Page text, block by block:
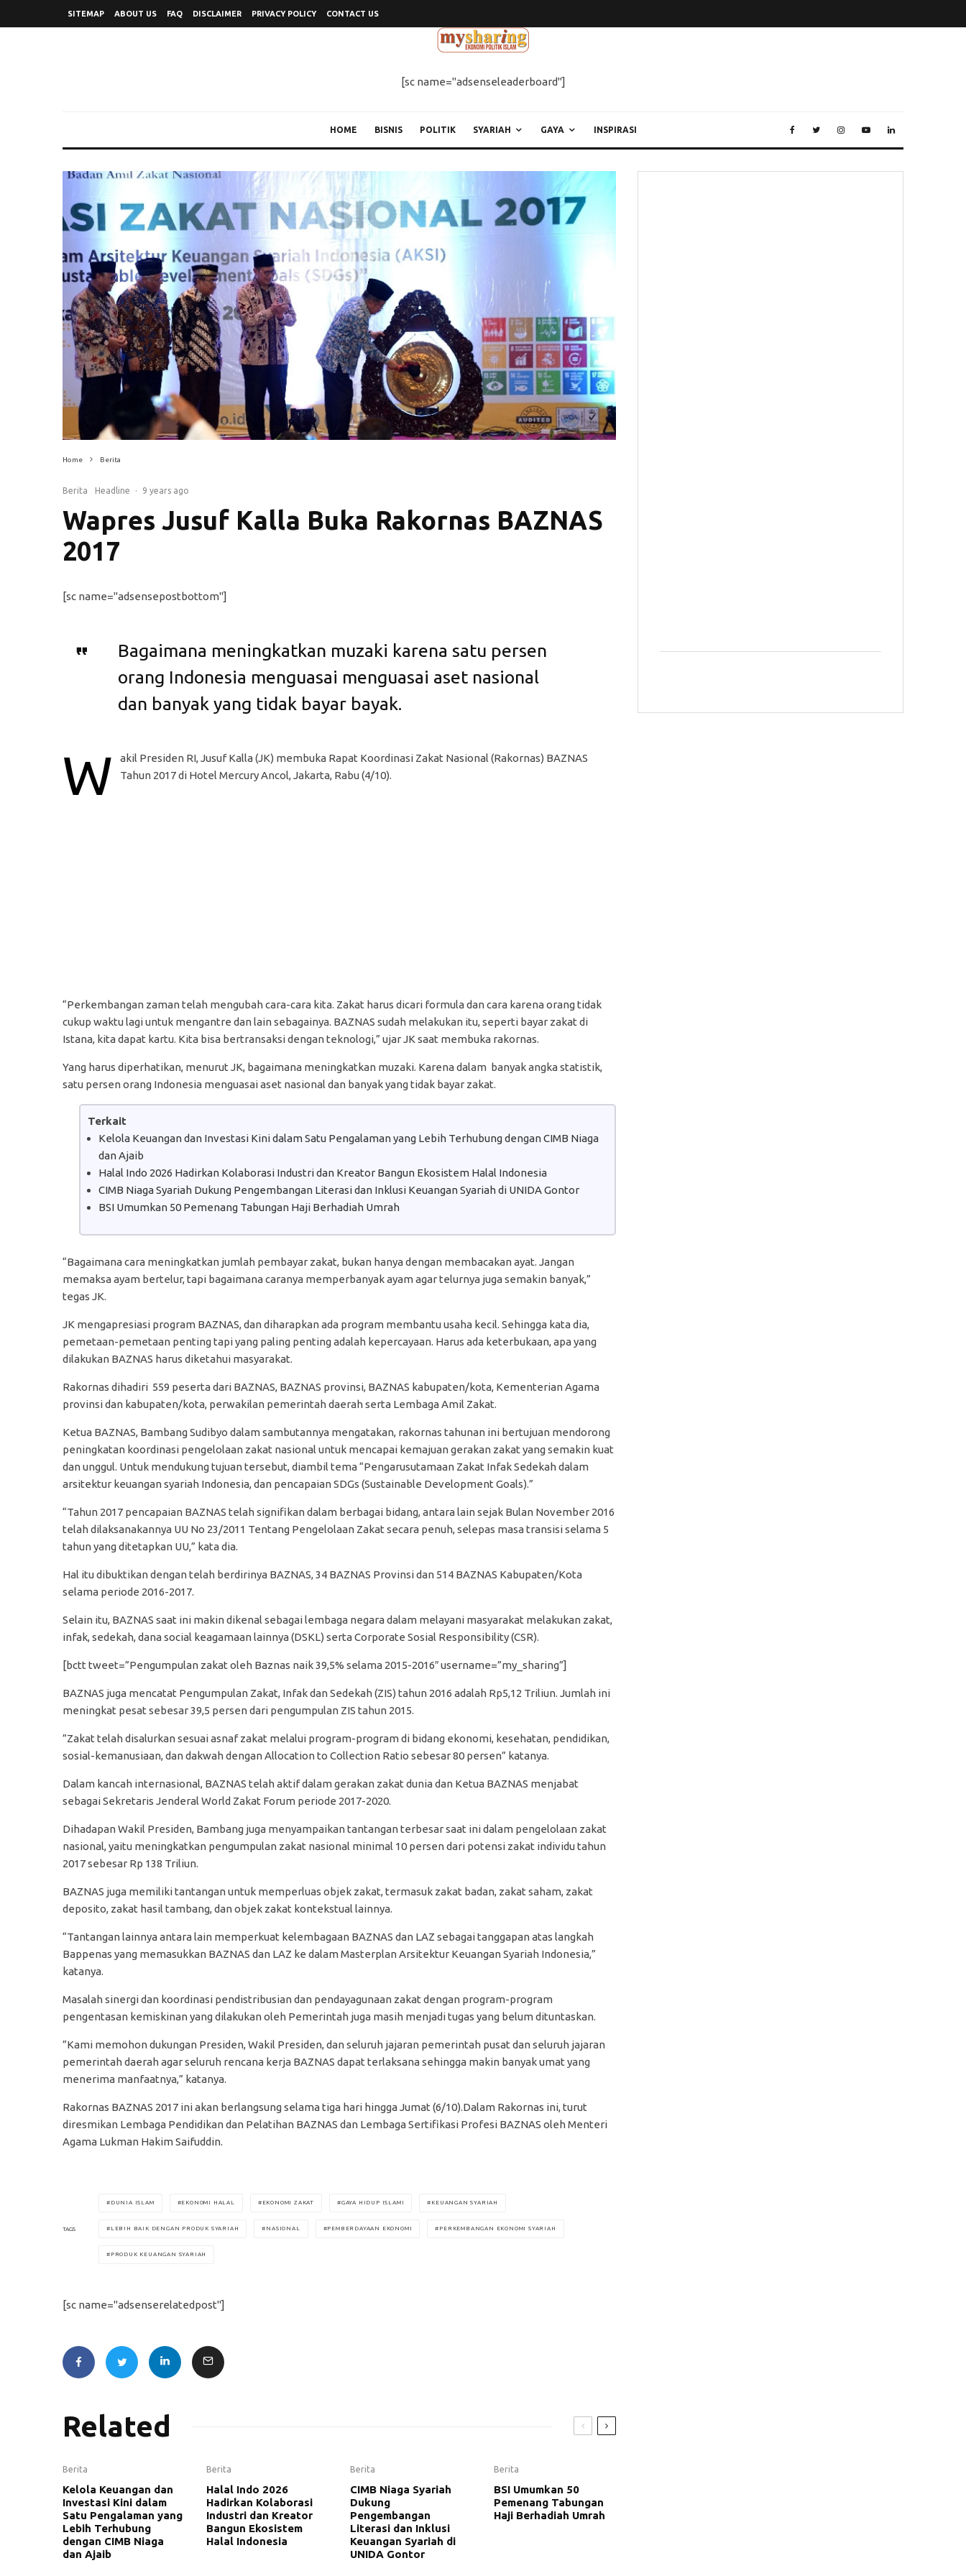
SITEMAP ABOUT US FAQ DISCLAIMER PRIVACY POLICY CONTACT US
[sc name="adsenseleaderboard"]
HOME BISNIS POLITIK SYARIAH GAYA INSPIRASI
Home Berita
Berita Headline · 9 years ago
Wapres Jusuf Kalla Buka Rakornas BAZNAS
2017
[sc name="adsensepostbottom"]
Bagaimana meningkatkan muzaki karena satu persen
orang Indonesia menguasai menguasai aset nasional
dan banyak yang tidak bayar bayak.
W
akil Presiden RI, Jusuf Kalla (JK) membuka Rapat Koordinasi Zakat Nasional (Rakornas) BAZNAS
Tahun 2017 di Hotel Mercury Ancol, Jakarta, Rabu (4/10).
“Perkembangan zaman telah mengubah cara-cara kita. Zakat harus dicari formula dan cara karena orang tidak
cukup waktu lagi untuk mengantre dan lain sebagainya. BAZNAS sudah melakukan itu, seperti bayar zakat di
Istana, kita dapat kartu. Kita bisa bertransaksi dengan teknologi,” ujar JK saat membuka rakornas.
Yang harus diperhatikan, menurut JK, bagaimana meningkatkan muzaki. Karena dalam banyak angka statistik,
satu persen orang Indonesia menguasai aset nasional dan banyak yang tidak bayar zakat.
Terkait
Kelola Keuangan dan Investasi Kini dalam Satu Pengalaman yang Lebih Terhubung dengan CIMB Niaga
dan Ajaib
Halal Indo 2026 Hadirkan Kolaborasi Industri dan Kreator Bangun Ekosistem Halal Indonesia
CIMB Niaga Syariah Dukung Pengembangan Literasi dan Inklusi Keuangan Syariah di UNIDA Gontor
BSI Umumkan 50 Pemenang Tabungan Haji Berhadiah Umrah
“Bagaimana cara meningkatkan jumlah pembayar zakat, bukan hanya dengan membacakan ayat. Jangan
memaksa ayam bertelur, tapi bagaimana caranya memperbanyak ayam agar telurnya juga semakin banyak,”
tegas JK.
JK mengapresiasi program BAZNAS, dan diharapkan ada program membantu usaha kecil. Sehingga kata dia,
pemetaan-pemetaan penting tapi yang paling penting adalah kepercayaan. Harus ada keterbukaan, apa yang
dilakukan BAZNAS harus diketahui masyarakat.
Rakornas dihadiri 559 peserta dari BAZNAS, BAZNAS provinsi, BAZNAS kabupaten/kota, Kementerian Agama
provinsi dan kabupaten/kota, perwakilan pemerintah daerah serta Lembaga Amil Zakat.
Ketua BAZNAS, Bambang Sudibyo dalam sambutannya mengatakan, rakornas tahunan ini bertujuan mendorong
peningkatan koordinasi pengelolaan zakat nasional untuk mencapai kemajuan gerakan zakat yang semakin kuat
dan unggul. Untuk mendukung tujuan tersebut, diambil tema “Pengarusutamaan Zakat Infak Sedekah dalam
arsitektur keuangan syariah Indonesia, dan pencapaian SDGs (Sustainable Development Goals).”
“Tahun 2017 pencapaian BAZNAS telah signifikan dalam berbagai bidang, antara lain sejak Bulan November 2016
telah dilaksanakannya UU No 23/2011 Tentang Pengelolaan Zakat secara penuh, selepas masa transisi selama 5
tahun yang ditetapkan UU,” kata dia.
Hal itu dibuktikan dengan telah berdirinya BAZNAS, 34 BAZNAS Provinsi dan 514 BAZNAS Kabupaten/Kota
selama periode 2016-2017.
Selain itu, BAZNAS saat ini makin dikenal sebagai lembaga negara dalam melayani masyarakat melakukan zakat,
infak, sedekah, dana social keagamaan lainnya (DSKL) serta Corporate Sosial Responsibility (CSR).
[bctt tweet=”Pengumpulan zakat oleh Baznas naik 39,5% selama 2015-2016″ username=”my_sharing”]
BAZNAS juga mencatat Pengumpulan Zakat, Infak dan Sedekah (ZIS) tahun 2016 adalah Rp5,12 Triliun. Jumlah ini
meningkat pesat sebesar 39,5 persen dari pengumpulan ZIS tahun 2015.
”Zakat telah disalurkan sesuai asnaf zakat melalui program-program di bidang ekonomi, kesehatan, pendidikan,
sosial-kemanusiaan, dan dakwah dengan Allocation to Collection Ratio sebesar 80 persen” katanya.
Dalam kancah internasional, BAZNAS telah aktif dalam gerakan zakat dunia dan Ketua BAZNAS menjabat
sebagai Sekretaris Jenderal World Zakat Forum periode 2017-2020.
Dihadapan Wakil Presiden, Bambang juga menyampaikan tantangan terbesar saat ini dalam pengelolaan zakat
nasional, yaitu meningkatkan pengumpulan zakat nasional minimal 10 persen dari potensi zakat individu tahun
2017 sebesar Rp 138 Triliun.
BAZNAS juga memiliki tantangan untuk memperluas objek zakat, termasuk zakat badan, zakat saham, zakat
deposito, zakat hasil tambang, dan objek zakat kontekstual lainnya.
“Tantangan lainnya antara lain memperkuat kelembagaan BAZNAS dan LAZ sebagai tanggapan atas langkah
Bappenas yang memasukkan BAZNAS dan LAZ ke dalam Masterplan Arsitektur Keuangan Syariah Indonesia,”
katanya.
Masalah sinergi dan koordinasi pendistribusian dan pendayagunaan zakat dengan program-program
pengentasan kemiskinan yang dilakukan oleh Pemerintah juga masih menjadi tugas yang belum dituntaskan.
”Kami memohon dukungan Presiden, Wakil Presiden, dan seluruh jajaran pemerintah pusat dan seluruh jajaran
pemerintah daerah agar seluruh rencana kerja BAZNAS dapat terlaksana sehingga makin banyak umat yang
menerima manfaatnya,” katanya.
Rakornas BAZNAS 2017 ini akan berlangsung selama tiga hari hingga Jumat (6/10).Dalam Rakornas ini, turut
diresmikan Lembaga Pendidikan dan Pelatihan BAZNAS dan Lembaga Sertifikasi Profesi BAZNAS oleh Menteri
Agama Lukman Hakim Saifuddin.
TAGS
DUNIA ISLAM EKONOMI HALAL EKONOMI ZAKAT GAYA HIDUP ISLAMI KEUANGAN SYARIAH
LEBIH BAIK DENGAN PRODUK SYARIAH NASIONAL PEMBERDAYAAN EKONOMI PERKEMBANGAN EKONOMI SYARIAH
PRODUK KEUANGAN SYARIAH
[sc name="adsenserelatedpost"]
Related
Berita
Kelola Keuangan dan
Investasi Kini dalam
Satu Pengalaman yang
Lebih Terhubung
dengan CIMB Niaga
dan Ajaib
Berita
Halal Indo 2026
Hadirkan Kolaborasi
Industri dan Kreator
Bangun Ekosistem
Halal Indonesia
Berita
CIMB Niaga Syariah
Dukung
Pengembangan
Literasi dan Inklusi
Keuangan Syariah di
UNIDA Gontor
Berita
BSI Umumkan 50
Pemenang Tabungan
Haji Berhadiah Umrah